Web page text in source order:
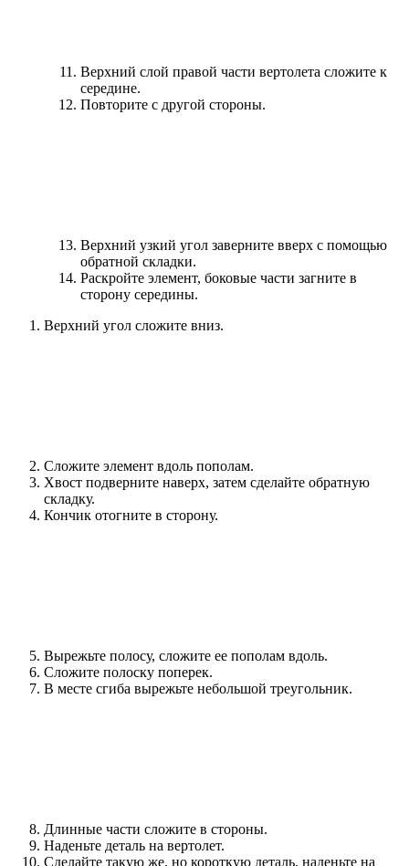
Верхний слой правой части вертолета сложите к
середине.
Повторите с другой стороны.
Верхний узкий угол заверните вверх с помощью
обратной складки.
Раскройте элемент, боковые части загните в
сторону середины.
Верхний угол сложите вниз.
Сложите элемент вдоль пополам.
Хвост подверните наверх, затем сделайте обратную
складку.
Кончик отогните в сторону.
Вырежьте полосу, сложите ее пополам вдоль.
Сложите полоску поперек.
В месте сгиба вырежьте небольшой треугольник.
Длинные части сложите в стороны.
Наденьте деталь на вертолет.
Сделайте такую же, но короткую деталь, наденьте на